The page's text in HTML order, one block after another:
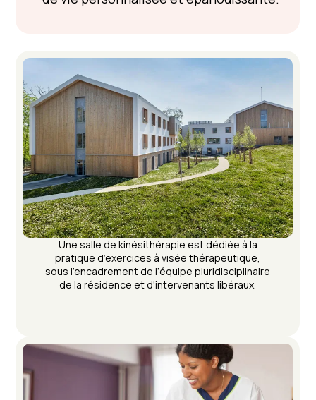
Une salle de kinésithérapie est dédiée à la
pratique d’exercices à visée thérapeutique,
sous l’encadrement de l’équipe pluridisciplinaire
de la résidence et d'intervenants libéraux.